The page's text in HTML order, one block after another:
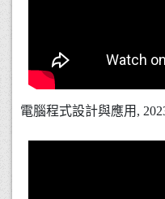
電腦程式設計與應用,